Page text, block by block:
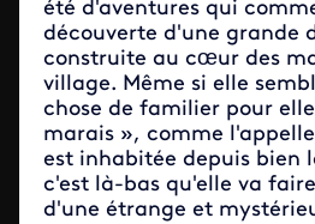
été d'aventures qui
découverte d'une grande
construite au cœur des
village. Même si elle
chose de familier pour
marais », comme
est inhabitée depuis bien
c'est là-bas qu'elle va
d'une étrange et